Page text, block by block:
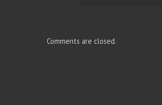
Comments are closed.